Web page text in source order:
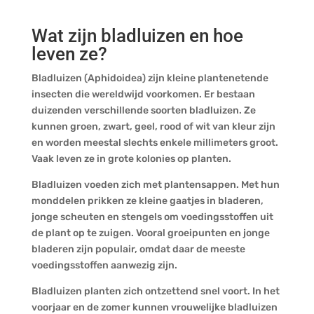
Wat zijn bladluizen en hoe
leven ze?
Bladluizen (Aphidoidea) zijn kleine plantenetende
insecten die wereldwijd voorkomen. Er bestaan
duizenden verschillende soorten bladluizen. Ze
kunnen groen, zwart, geel, rood of wit van kleur zijn
en worden meestal slechts enkele millimeters groot.
Vaak leven ze in grote kolonies op planten.
Bladluizen voeden zich met plantensappen. Met hun
monddelen prikken ze kleine gaatjes in bladeren,
jonge scheuten en stengels om voedingsstoffen uit
de plant op te zuigen. Vooral groeipunten en jonge
bladeren zijn populair, omdat daar de meeste
voedingsstoffen aanwezig zijn.
Bladluizen planten zich ontzettend snel voort. In het
voorjaar en de zomer kunnen vrouwelijke bladluizen